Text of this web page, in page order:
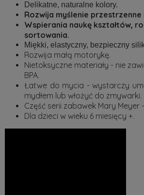
Delikatne, naturalne kolory.
Rozwija myślenie przestrzenne
Wspierania naukę kształtów,
sortowania.
Miękki, elastyczny, bezpieczny
Rozwija małą motorykę.
Nietoksyczne materiały - nie
BPA.
Łatwe do mycia - wystarczy
mydłem lub włożyć do zmywarki.
Część serii zabawek Mary Meyer
Dla dzieci w wieku 6 miesięcy +.